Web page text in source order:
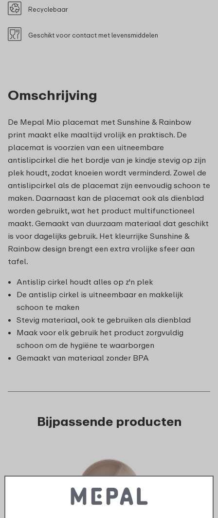
Omschrijving
De Mepal Mio placemat met Sunshine & Rainbow
print maakt elke maaltijd vrolijk en praktisch. De
placemat is voorzien van een uitneembare
antislipcirkel die het bordje van je kindje stevig op zijn
plek houdt, zodat knoeien wordt verminderd. Zowel de
antislipcirkel als de placemat zijn eenvoudig schoon te
maken. Daarnaast kan de placemat ook als dienblad
worden gebruikt, wat het product multifunctioneel
maakt. Gemaakt van duurzaam materiaal dat geschikt
is voor dagelijks gebruik. Het kleurrijke Sunshine &
Rainbow design brengt een extra vrolijke sfeer aan
tafel.
Antislip cirkel houdt alles op z'n plek
De antislip cirkel is uitneembaar en makkelijk
schoon te maken
Stevig materiaal, ook te gebruiken als dienblad
Maak voor elk gebruik het product zorgvuldig
schoon om de hygiëne te waarborgen
Gemaakt van materiaal zonder BPA
Recyclebaar
Geschikt voor contact met levensmiddelen
Bijpassende producten